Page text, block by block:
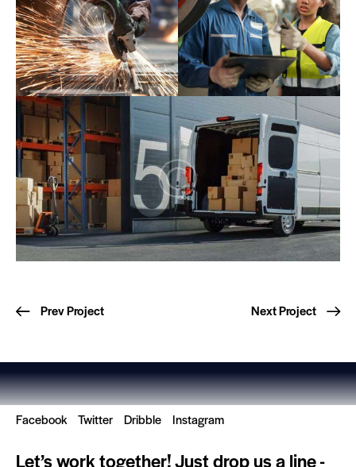
Prev Project Next Project
Facebook Twitter Dribble Instagram
Let’s work together!Just drop us a line -